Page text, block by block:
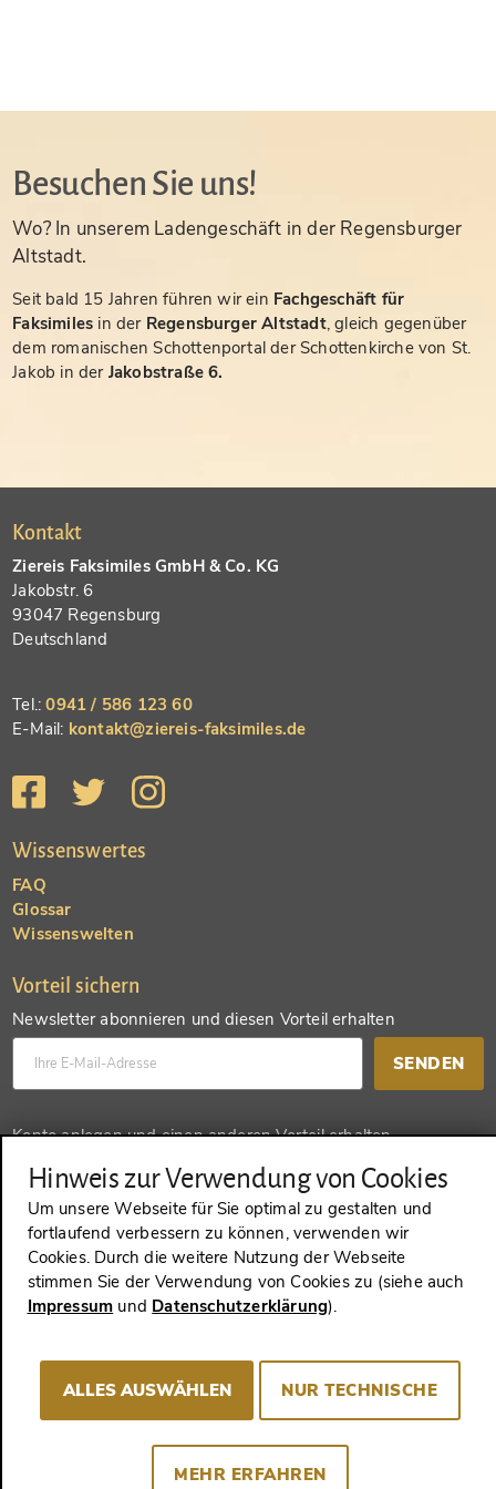
Besuchen Sie uns!
Wo? In unserem Ladengeschäft in der Regensburger
Altstadt.
Seit bald 15 Jahren führen wir ein Fachgeschäft für
Faksimiles in der Regensburger Altstadt, gleich gegenüber
dem romanischen Schottenportal der Schottenkirche von St.
Jakob in der Jakobstraße 6.
Kontakt
Ziereis Faksimiles GmbH & Co. KG
Jakobstr. 6
93047 Regensburg
Deutschland
Tel.:0941 / 586 123 60
E-Mail: kontakt@ziereis-faksimiles.de
Wissenswertes
FAQ
Glossar
Wissenswelten
Vorteil sichern
Newsletter abonnieren und diesen Vorteil erhalten
SENDEN
Konto anlegen und einen anderen Vorteil erhalten
SENDEN
VERTRAG WIDERRUFEN
Impressum AGB Datenschutz Cookie-Consent
Hinweis zur Verwendung von Cookies
Um unsere Webseite für Sie optimal zu gestalten und
fortlaufend verbessern zu können, verwenden wir
Cookies. Durch die weitere Nutzung der Webseite
stimmen Sie der Verwendung von Cookies zu (siehe auch
Impressum und Datenschutzerklärung).
ALLES AUSWÄHLEN NUR TECHNISCHE
MEHR ERFAHREN